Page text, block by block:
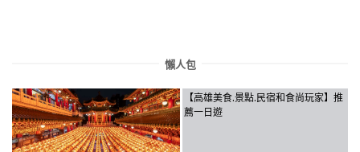
懶人包
【高雄美食.景點.民宿和食尚玩家】推
薦一日遊